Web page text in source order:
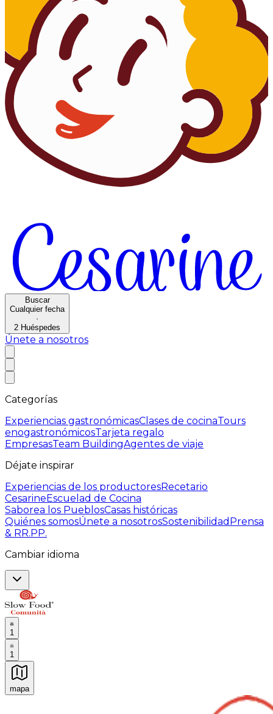
Buscar
Cualquier fecha
·
2 Huéspedes
Únete a nosotros
Categorías
Experiencias gastronómicasClases de cocinaTours
enogastronómicosTarjeta regalo
EmpresasTeam BuildingAgentes de viaje
Déjate inspirar
Experiencias de los productoresRecetario
CesarineEscuelad de Cocina
Saborea los PueblosCasas históricas
Quiénes somosÚnete a nosotrosSostenibilidad Prensa
& RR.PP.
Cambiar idioma
1
1
mapa
Experiencias culinarias inolvidables: Experiencias